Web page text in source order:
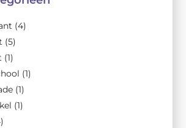
(4)
(5)
(1)
(1)
(1)
(1)